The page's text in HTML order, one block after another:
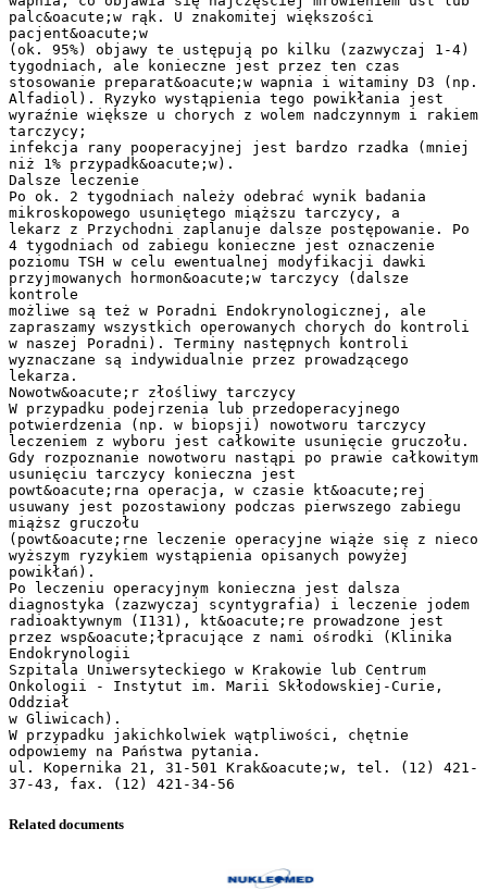
palc&oacute;w rąk. U znakomitej większości
pacjent&oacute;w
(ok. 95%) objawy te ustępują po kilku (zazwyczaj 1-4)
tygodniach, ale konieczne jest przez ten czas
stosowanie preparat&oacute;w wapnia i witaminy D3 (np.
Alfadiol). Ryzyko wystąpienia tego powikłania jest
wyraźnie większe u chorych z wolem nadczynnym i rakiem
tarczycy;
infekcja rany pooperacyjnej jest bardzo rzadka (mniej
niż 1% przypadk&oacute;w).
Dalsze leczenie
Po ok. 2 tygodniach należy odebrać wynik badania
mikroskopowego usuniętego miąższu tarczycy, a
lekarz z Przychodni zaplanuje dalsze postępowanie. Po
4 tygodniach od zabiegu konieczne jest oznaczenie
poziomu TSH w celu ewentualnej modyfikacji dawki
przyjmowanych hormon&oacute;w tarczycy (dalsze
kontrole
możliwe są też w Poradni Endokrynologicznej, ale
zapraszamy wszystkich operowanych chorych do kontroli
w naszej Poradni). Terminy następnych kontroli
wyznaczane są indywidualnie przez prowadzącego
lekarza.
Nowotw&oacute;r złośliwy tarczycy
W przypadku podejrzenia lub przedoperacyjnego
potwierdzenia (np. w biopsji) nowotworu tarczycy
leczeniem z wyboru jest całkowite usunięcie gruczołu.
Gdy rozpoznanie nowotworu nastąpi po prawie całkowitym
usunięciu tarczycy konieczna jest
powt&oacute;rna operacja, w czasie kt&oacute;rej
usuwany jest pozostawiony podczas pierwszego zabiegu
miąższ gruczołu
(powt&oacute;rne leczenie operacyjne wiąże się z nieco
wyższym ryzykiem wystąpienia opisanych powyżej
powikłań).
Po leczeniu operacyjnym konieczna jest dalsza
diagnostyka (zazwyczaj scyntygrafia) i leczenie jodem
radioaktywnym (I131), kt&oacute;re prowadzone jest
przez wsp&oacute;łpracujące z nami ośrodki (Klinika
Endokrynologii
Szpitala Uniwersyteckiego w Krakowie lub Centrum
Onkologii - Instytut im. Marii Skłodowskiej-Curie,
Oddział
w Gliwicach).
W przypadku jakichkolwiek wątpliwości, chętnie
odpowiemy na Państwa pytania.
ul. Kopernika 21, 31-501 Krak&oacute;w, tel. (12) 421-
Related documents